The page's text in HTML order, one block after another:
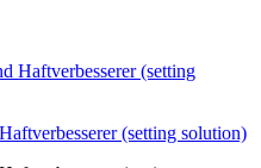
(setting solution)